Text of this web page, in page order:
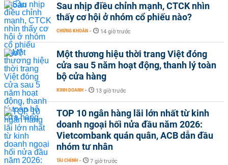
Sau nhịp điều chỉnh mạnh, CTCK nhìn
thấy cơ hội ở nhóm cổ phiếu nào?
CHỨNG KHOÁN - 14 giờ trước
Một thương hiệu thời trang Việt đóng
cửa sau 5 năm hoạt động, thanh lý toàn
bộ cửa hàng
KINH DOANH - 13 giờ trước
TOP 10 ngân hàng lãi lớn nhất từ kinh
doanh ngoại hối nửa đầu năm 2026:
Vietcombank quán quân, ACB dẫn đầu
nhóm tư nhân
TÀI CHÍNH - 7 giờ trước